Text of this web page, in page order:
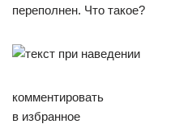
переполнен. Что такое?
комментировать
в избранное